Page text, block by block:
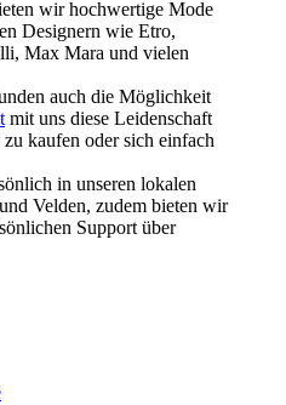
wir hochwertige Mode
Designern wie Etro,
Max Mara und vielen
auch die Möglichkeit
mit uns diese Leidenschaft
kaufen oder sich einfach
in unseren lokalen
Velden, zudem bieten wir
Support über